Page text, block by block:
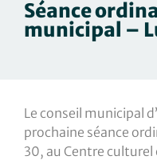
Séance
municipal –
Le conseil municipal
prochaine séance
30, au Centre